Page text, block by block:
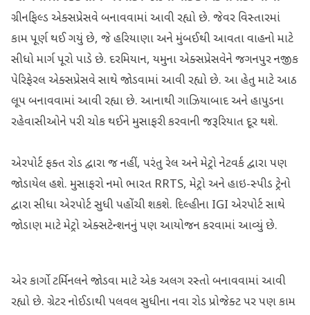
ગ્રીનફિલ્ડ એક્સપ્રેસવે બનાવવામાં આવી રહ્યો છે. જેવર વિસ્તારમાં
કામ પૂર્ણ થઈ ગયું છે, જે હરિયાણા અને મુંબઈથી આવતા વાહનો માટે
સીધો માર્ગ પૂરો પાડે છે. દરમિયાન, યમુના એક્સપ્રેસવેને જગનપુર નજીક
પેરિફેરલ એક્સપ્રેસવે સાથે જોડવામાં આવી રહ્યો છે. આ હેતુ માટે આઠ
લૂપ બનાવવામાં આવી રહ્યા છે. આનાથી ગાઝિયાબાદ અને હાપુડના
રહેવાસીઓને પરી ચોક થઈને મુસાફરી કરવાની જરૂરિયાત દૂર થશે.
એરપોર્ટ ફક્ત રોડ દ્વારા જ નહીં, પરંતુ રેલ અને મેટ્રો નેટવર્ક દ્વારા પણ
જોડાયેલ હશે. મુસાફરો નમો ભારત RRTS, મેટ્રો અને હાઇ-સ્પીડ ટ્રેનો
દ્વારા સીધા એરપોર્ટ સુધી પહોંચી શકશે. દિલ્હીના IGI એરપોર્ટ સાથે
જોડાણ માટે મેટ્રો એક્સટેન્શનનું પણ આયોજન કરવામાં આવ્યું છે.
એર કાર્ગો ટર્મિનલને જોડવા માટે એક અલગ રસ્તો બનાવવામાં આવી
રહ્યો છે. ગ્રેટર નોઈડાથી પલવલ સુધીના નવા રોડ પ્રોજેક્ટ પર પણ કામ